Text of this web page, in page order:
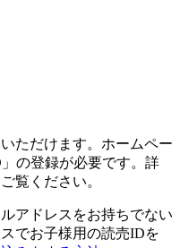
ただけます。ホームペー
の登録が必要です。詳
覧ください。
アドレスをお持ちでない
でお子様用の読売IDを